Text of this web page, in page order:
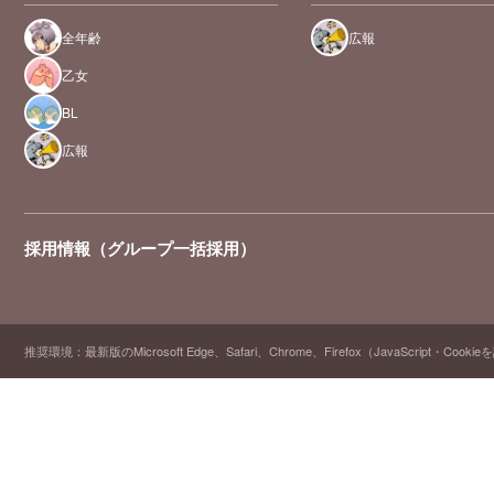
全年齢
乙女
BL
広報
広報
採用情報（グループ一括採用）
推奨環境：最新版のMicrosoft Edge、Safari、Chrome、Firefox（JavaScript・Cookie